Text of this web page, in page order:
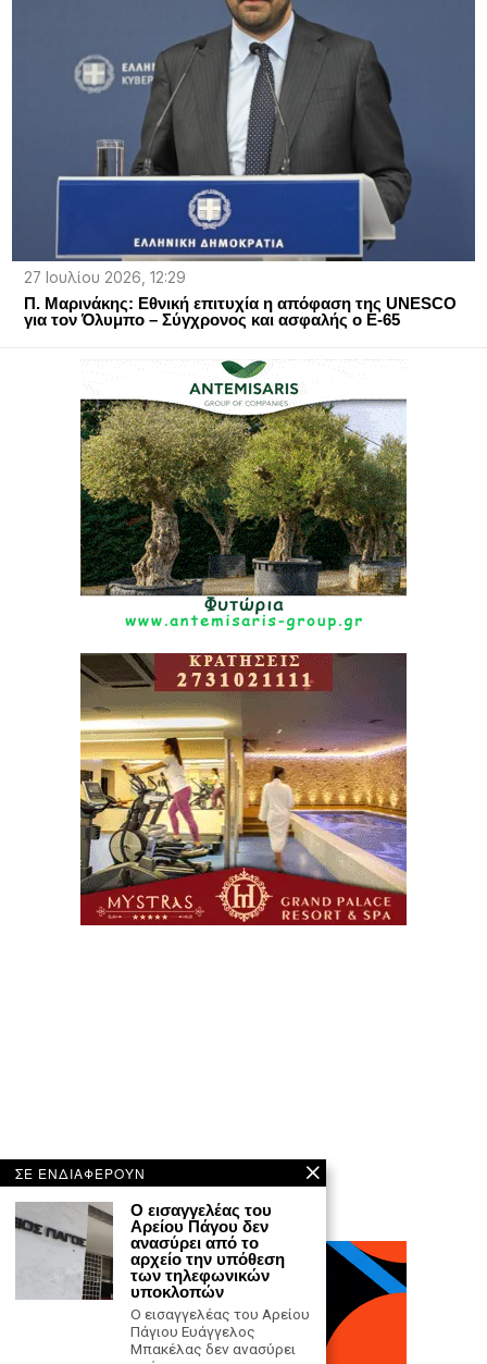
27 Ιουλίου 2026, 12:29
Π. Μαρινάκης: Εθνική επιτυχία η απόφαση της UNESCO
για τον Όλυμπο – Σύγχρονος και ασφαλής ο Ε-65
ΣΕ ΕΝΔΙΑΦΕΡΟΥΝ
Ο εισαγγελέας του
Αρείου Πάγου δεν
ανασύρει από το
αρχείο την υπόθεση
των τηλεφωνικών
υποκλοπών
Ο εισαγγελέας του Αρείου
Πάγιου Ευάγγελος
Μπακέλας δεν ανασύρει